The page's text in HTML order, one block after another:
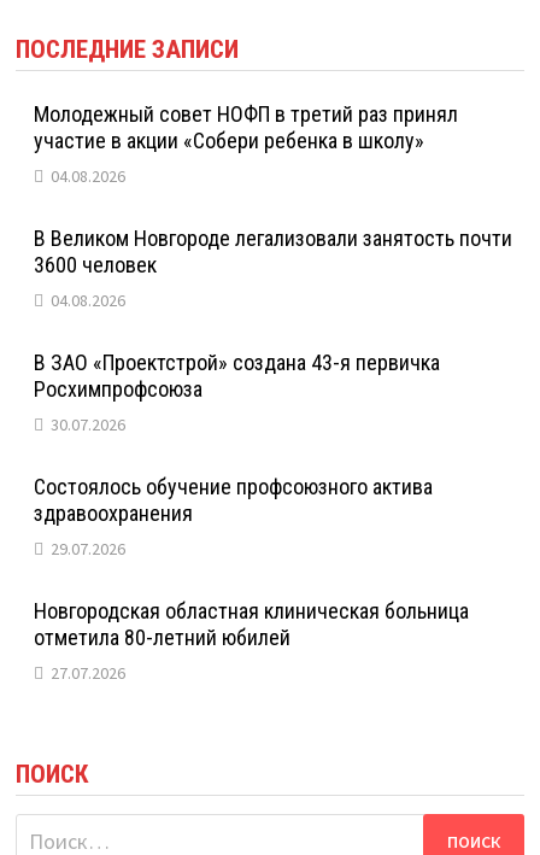
ПОСЛЕДНИЕ ЗАПИСИ
Молодежный совет НОФП в третий раз принял
участие в акции «Собери ребенка в школу»
04.08.2026
В Великом Новгороде легализовали занятость почти
3600 человек
04.08.2026
В ЗАО «Проектстрой» создана 43-я первичка
Росхимпрофсоюза
30.07.2026
Состоялось обучение профсоюзного актива
здравоохранения
29.07.2026
Новгородская областная клиническая больница
отметила 80-летний юбилей
27.07.2026
ПОИСК
Найти: